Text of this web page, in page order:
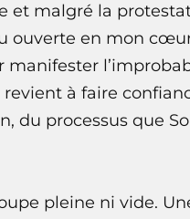
et malgré la
ouverte en mon
à faire
du processus que
pleine ni vide.